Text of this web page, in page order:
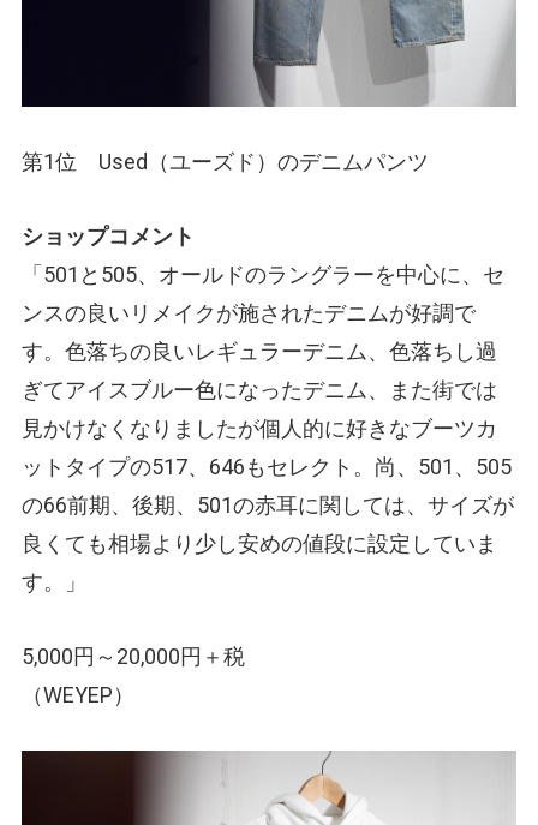
第1位 Used （ユーズド） のデニムパンツ
ショップコメント
「501と505、オールドのラングラーを中心に、セ
ンスの良いリメイクが施されたデニムが好調で
す。色落ちの良いレギュラーデニム、色落ちし過
ぎてアイスブルー色になったデニム、また街では
見かけなくなりましたが個人的に好きなブーツカ
ットタイプの517、646もセレクト。尚、501、505
の66前期、後期、501の赤耳に関しては、サイズが
良くても相場より少し安めの値段に設定していま
す。」
5,000円～20,000円＋税
（WEYEP）